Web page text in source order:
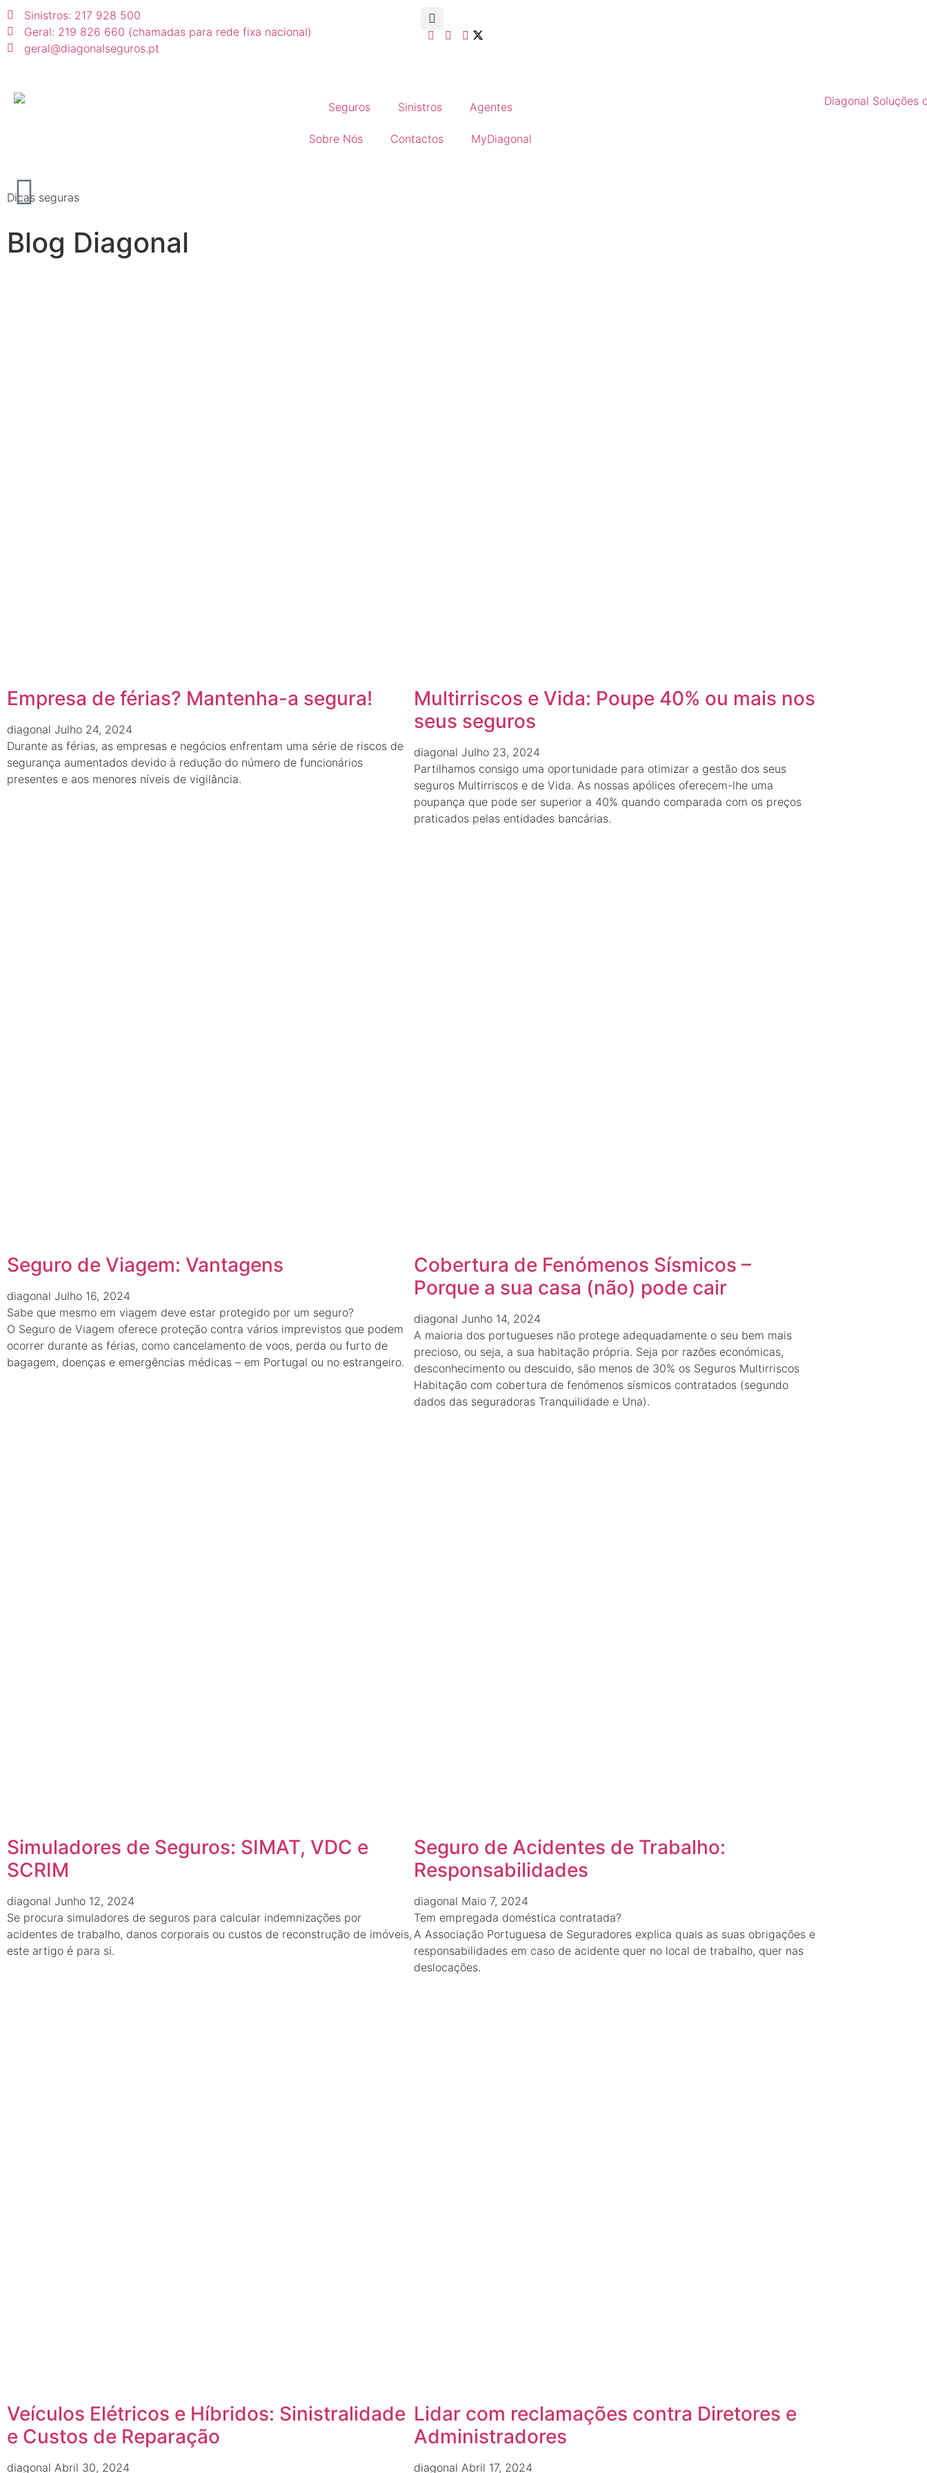
Sinistros: 217 928 500
Geral: 219 826 660 (chamadas para rede fixa nacional)
geral@diagonalseguros.pt
Seguros Sinistros Agentes
Sobre Nós Contactos MyDiagonal
Dicas seguras
Blog Diagonal
Empresa de férias? Mantenha-a segura!
diagonal Julho 24, 2024
Durante as férias, as empresas e negócios enfrentam uma série de riscos de
segurança aumentados devido à redução do número de funcionários
presentes e aos menores níveis de vigilância.
Multirriscos e Vida: Poupe 40% ou mais nos
seus seguros
diagonal Julho 23, 2024
Partilhamos consigo uma oportunidade para otimizar a gestão dos seus
seguros Multirriscos e de Vida. As nossas apólices oferecem-lhe uma
poupança que pode ser superior a 40% quando comparada com os preços
praticados pelas entidades bancárias.
Seguro de Viagem: Vantagens
diagonal Julho 16, 2024
Sabe que mesmo em viagem deve estar protegido por um seguro?
O Seguro de Viagem oferece proteção contra vários imprevistos que podem
ocorrer durante as férias, como cancelamento de voos, perda ou furto de
bagagem, doenças e emergências médicas – em Portugal ou no estrangeiro.
Cobertura de Fenómenos Sísmicos –
Porque a sua casa (não) pode cair
diagonal Junho 14, 2024
A maioria dos portugueses não protege adequadamente o seu bem mais
precioso, ou seja, a sua habitação própria. Seja por razões económicas,
desconhecimento ou descuido, são menos de 30% os Seguros Multirriscos
Habitação com cobertura de fenómenos sísmicos contratados (segundo
dados das seguradoras Tranquilidade e Una).
Simuladores de Seguros: SIMAT, VDC e
SCRIM
diagonal Junho 12, 2024
Se procura simuladores de seguros para calcular indemnizações por
acidentes de trabalho, danos corporais ou custos de reconstrução de imóveis,
este artigo é para si.
Seguro de Acidentes de Trabalho:
Responsabilidades
diagonal Maio 7, 2024
Tem empregada doméstica contratada?
A Associação Portuguesa de Seguradores explica quais as suas obrigações e
responsabilidades em caso de acidente quer no local de trabalho, quer nas
deslocações.
Veículos Elétricos e Híbridos: Sinistralidade
e Custos de Reparação
diagonal Abril 30, 2024
Lidar com reclamações contra Diretores e
Administradores
diagonal Abril 17, 2024